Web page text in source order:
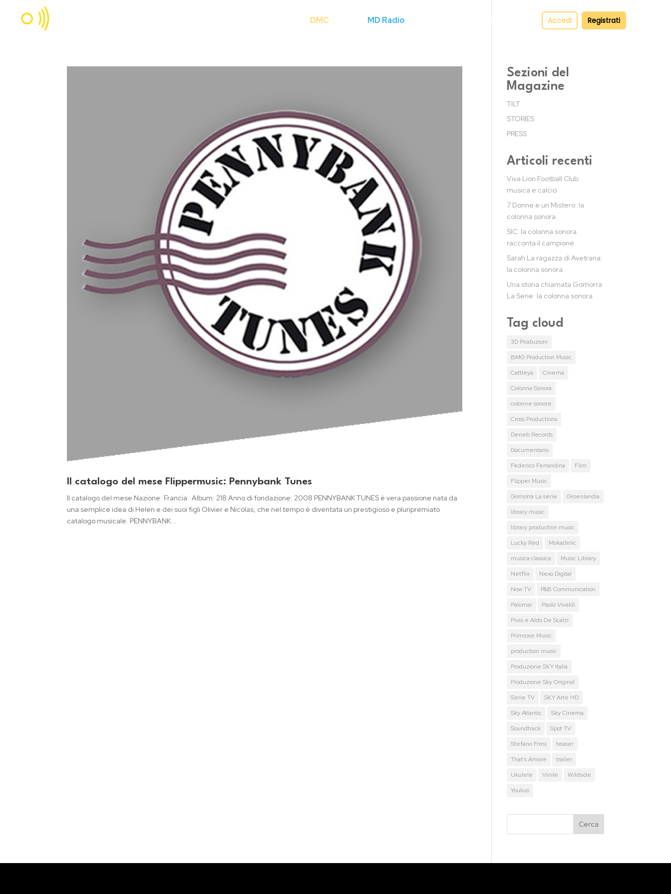
DMC MD Radio Contatti Accedi Registrati
Il catalogo del mese Flippermusic: Pennybank Tunes
Il catalogo del mese Nazione: Francia Album: 218 Anno di fondazione: 2008 PENNYBANK TUNES è vera passione nata da
una semplice idea di Helen e dei suoi figli Olivier e Nicolas, che nel tempo è diventata un prestigioso e pluripremiato
catalogo musicale. PENNYBANK...
Sezioni del
Magazine
TILT
STORIES
PRESS
Articoli recenti
Viva Lion Football Club:
musica e calcio
7 Donne e un Mistero: la
colonna sonora
SIC: la colonna sonora
racconta il campione
Sarah La ragazza di Avetrana:
la colonna sonora
Una storia chiamata Gomorra
La Serie: la colonna sonora
Tag cloud
3D Produzioni
BMG Production Music
Cattleya
Cinema
Colonna Sonora
colonne sonore
Cross Productions
Deneb Records
Documentario
Federico Ferrandina
Film
Flipper Music
Gomorra La serie
Groenlandia
library music
library production music
Lucky Red
Mokadelic
musica classica
Music Library
Netflix
Nexo Digital
Now TV
P&B Communication
Palomar
Paolo Vivaldi
Pivio e Aldo De Scalzi
Primrose Music
production music
Produzione SKY Italia
Produzione Sky Original
Serie TV
SKY Arte HD
Sky Atlantic
Sky Cinema
Soundtrack
Spot TV
Stefano Fresi
teaser
That's Amore
trailer
Ukulele
Vinile
Wildside
Youkus